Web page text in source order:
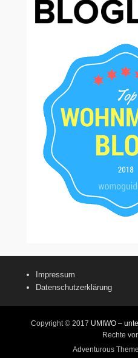
Impressum
Datenschutzerklärung
Copyright © 2017 UMIWO –
Rechte
Adventurous